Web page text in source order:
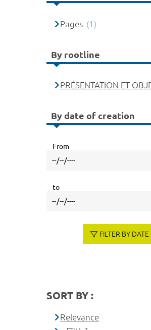
Pages (1)
By rootline
PRÉSENTATION ET
By date of creation
From
to
FILTER BY DATE
SORT BY :
Relevance